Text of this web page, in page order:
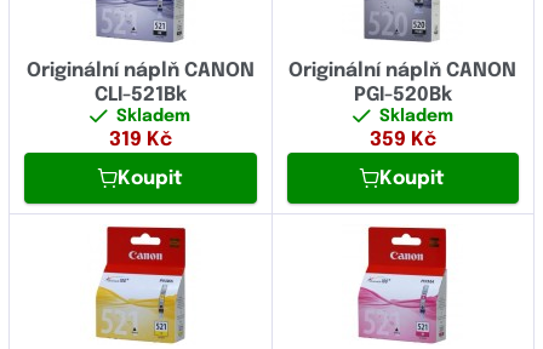
Originální náplň CANON
CLI-521Bk
Skladem
319 Kč
Koupit
Originální náplň CANON
PGI-520Bk
Skladem
359 Kč
Koupit